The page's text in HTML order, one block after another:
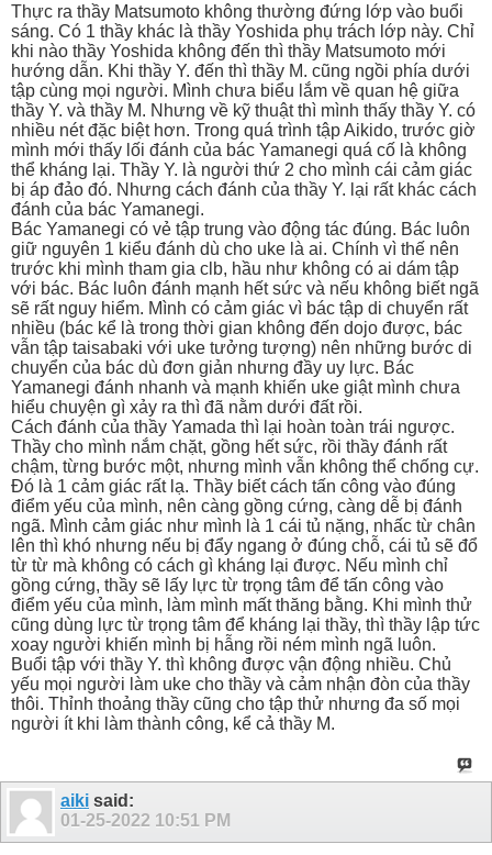
Thực ra thầy Matsumoto không thường đứng lớp vào buổi
sáng. Có 1 thầy khác là thầy Yoshida phụ trách lớp này. Chỉ
khi nào thầy Yoshida không đến thì thầy Matsumoto mới
hướng dẫn. Khi thầy Y. đến thì thầy M. cũng ngồi phía dưới
tập cùng mọi người. Mình chưa biểu lắm về quan hệ giữa
thầy Y. và thầy M. Nhưng về kỹ thuật thì mình thấy thầy Y. có
nhiều nét đặc biệt hơn. Trong quá trình tập Aikido, trước giờ
mình mới thấy lối đánh của bác Yamanegi quá cố là không
thể kháng lại. Thầy Y. là người thứ 2 cho mình cái cảm giác
bị áp đảo đó. Nhưng cách đánh của thầy Y. lại rất khác cách
đánh của bác Yamanegi.
Bác Yamanegi có vẻ tập trung vào động tác đúng. Bác luôn
giữ nguyên 1 kiểu đánh dù cho uke là ai. Chính vì thế nên
trước khi mình tham gia clb, hầu như không có ai dám tập
với bác. Bác luôn đánh mạnh hết sức và nếu không biết ngã
sẽ rất nguy hiểm. Mình có cảm giác vì bác tập di chuyển rất
nhiều (bác kể là trong thời gian không đến dojo được, bác
vẫn tập taisabaki với uke tưởng tượng) nên những bước di
chuyển của bác dù đơn giản nhưng đầy uy lực. Bác
Yamanegi đánh nhanh và mạnh khiến uke giật mình chưa
hiểu chuyện gì xảy ra thì đã nằm dưới đất rồi.
Cách đánh của thầy Yamada thì lại hoàn toàn trái ngược.
Thầy cho mình nắm chặt, gồng hết sức, rồi thầy đánh rất
chậm, từng bước một, nhưng mình vẫn không thể chống cự.
Đó là 1 cảm giác rất lạ. Thầy biết cách tấn công vào đúng
điểm yếu của mình, nên càng gồng cứng, càng dễ bị đánh
ngã. Mình cảm giác như mình là 1 cái tủ nặng, nhấc từ chân
lên thì khó nhưng nếu bị đẩy ngang ở đúng chỗ, cái tủ sẽ đổ
từ từ mà không có cách gì kháng lại được. Nếu mình chỉ
gồng cứng, thầy sẽ lấy lực từ trọng tâm để tấn công vào
điểm yếu của mình, làm mình mất thăng bằng. Khi mình thử
cũng dùng lực từ trọng tâm để kháng lại thầy, thì thầy lập tức
xoay người khiến mình bị hẫng rồi ném mình ngã luôn.
Buổi tập với thầy Y. thì không được vận động nhiều. Chủ
yếu mọi người làm uke cho thầy và cảm nhận đòn của thầy
thôi. Thỉnh thoảng thầy cũng cho tập thử nhưng đa số mọi
người ít khi làm thành công, kể cả thầy M.
aiki said:
01-25-2022 10:51 PM